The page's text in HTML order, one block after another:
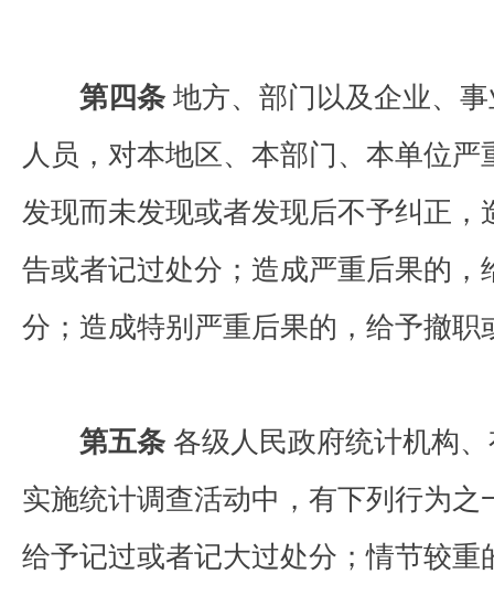
第四条 地方、部门以及企业、
人员，对本地区、本部门、本单位
发现而未发现或者发现后不予纠正
告或者记过处分；造成严重后果的，
分；造成特别严重后果的，给予撤
第五条 各级人民政府统计机构
实施统计调查活动中，有下列行为
给予记过或者记大过处分；情节较